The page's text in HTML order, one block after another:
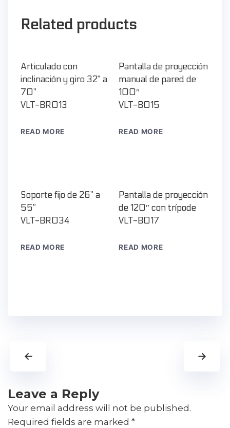
Related products
Articulado con
inclinación y giro 32” a
70”
VLT-BR013
READ MORE
Pantalla de proyección
manual de pared de
100″
VLT-B015
READ MORE
Soporte fijo de 26” a
55”
VLT-BR034
READ MORE
Pantalla de proyección
de 120″ con trípode
VLT-B017
READ MORE
← →
Leave a Reply
Your email address will not be published.
Required fields are marked *